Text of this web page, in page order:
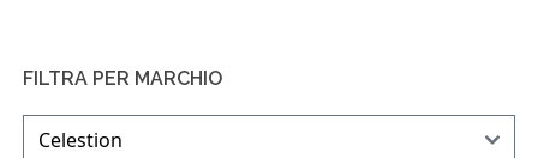
FILTRA PER MARCHIO